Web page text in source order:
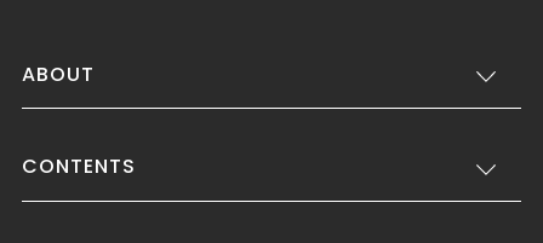
ABOUT
CONTENTS